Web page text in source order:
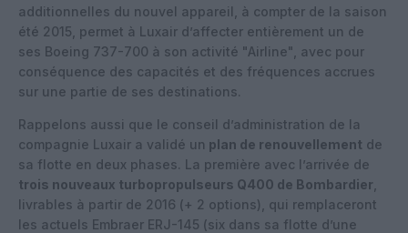
additionnelles du nouvel appareil, à compter de la saison
été 2015, permet à Luxair d’affecter entièrement un de
ses Boeing 737-700 à son activité "Airline", avec pour
conséquence des capacités et des fréquences accrues
sur une partie de ses destinations.
Rappelons aussi que le conseil d’administration de la
compagnie Luxair a validé un plan de renouvellement de
sa flotte en deux phases. La première avec l’arrivée de
trois nouveaux turbopropulseurs Q400 de Bombardier
livrables à partir de 2016 (+ 2 options), qui remplaceront
les actuels Embraer ERJ-145 (six dans sa flotte d’une